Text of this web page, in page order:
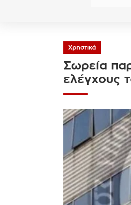
Χρηστικά
Σωρεία
ελέγχους